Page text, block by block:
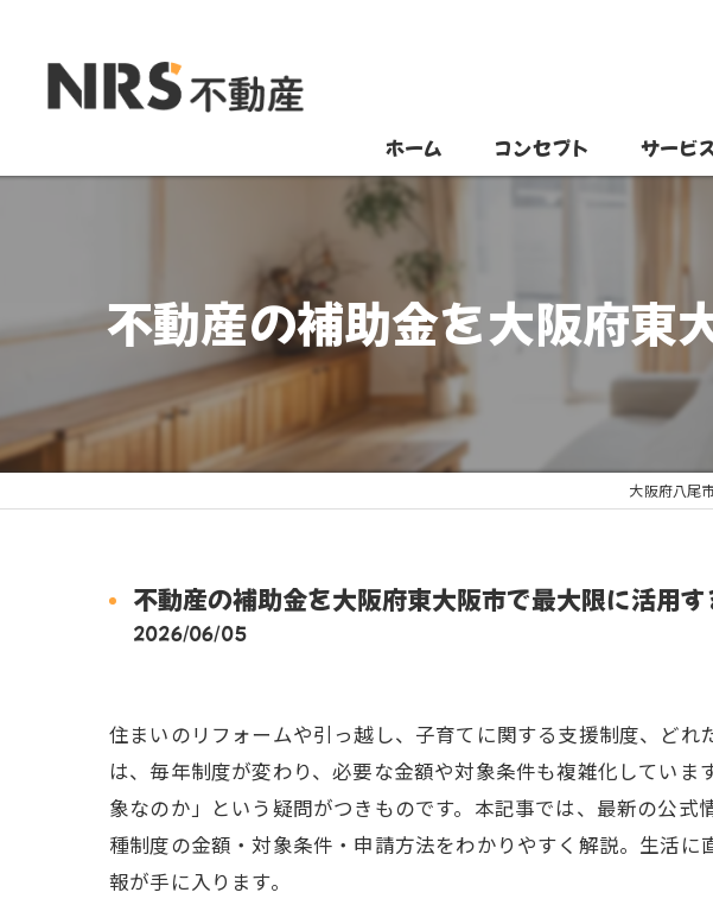
ホーム コンセプト サービ
不動産の補助金を大阪府東
大阪府八尾
不動産の補助金を大阪府東大阪市で最大限に活用
2026/06/05
住まいのリフォームや引っ越し、子育てに関する支援制度、ど
は、毎年制度が変わり、必要な金額や対象条件も複雑化してい
象なのか」という疑問がつきものです。本記事では、最新の公
種制度の金額・対象条件・申請方法をわかりやすく解説。生活
報が手に入ります。